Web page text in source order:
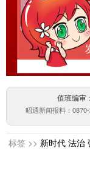
值班编审
昭通新闻报料：
标签 >> 新时代 法治